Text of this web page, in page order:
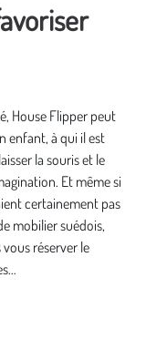
House Flipper peut
enfant, à qui il est
la souris et le
Et même si
certainement pas
mobilier suédois,
réserver le